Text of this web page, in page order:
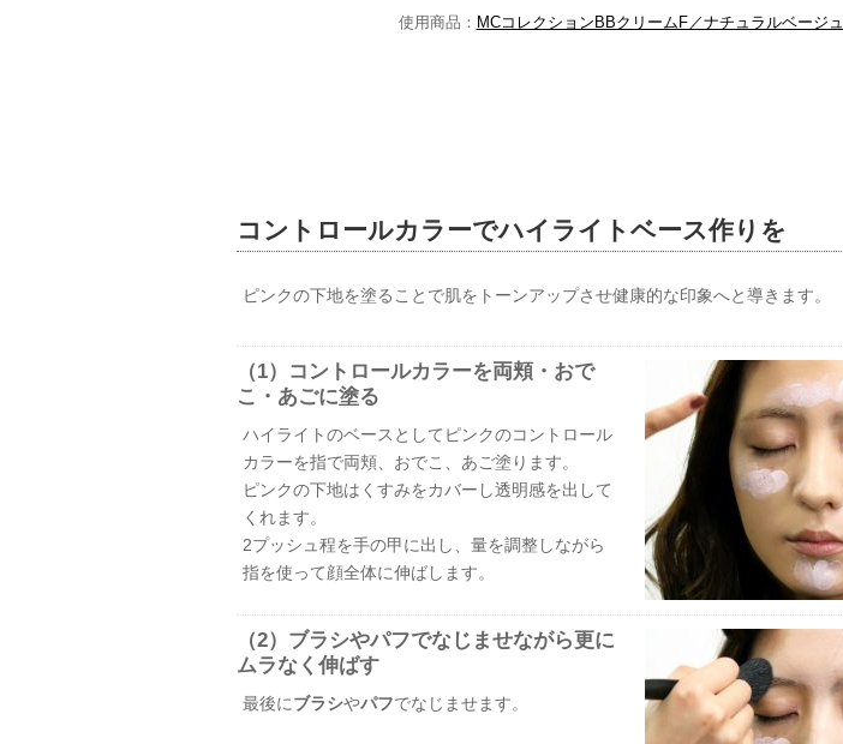
使用商品： MCコレクションBBクリームF／ナチュラルベージュ
コントロールカラーでハイライトベース作りを
ピンクの下地を塗ることで肌をトーンアップさせ健康的な印象へと導きます。
（1）コントロールカラーを両頬・おで
こ・あごに塗る
ハイライトのベースとしてピンクのコントロール
カラーを指で両頬、おでこ、あご塗ります。
ピンクの下地はくすみをカバーし透明感を出して
くれます。
2プッシュ程を手の甲に出し、量を調整しながら
指を使って顔全体に伸ばします。
（2）ブラシやパフでなじませながら更に
ムラなく伸ばす
最後にブラシやパフでなじませます。